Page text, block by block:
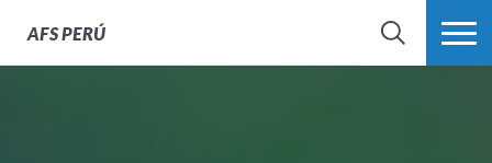
AFSPERÚ
BÚSQUEDA MÁS